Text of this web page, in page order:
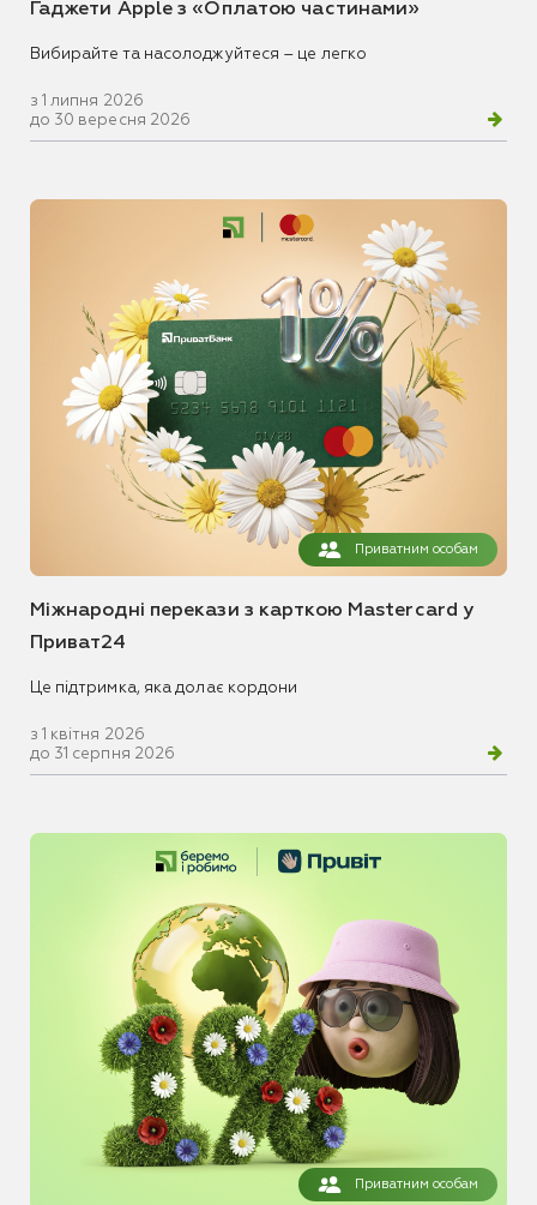
Гаджети Apple з «Оплатою частинами»
Вибирайте та насолоджуйтеся – це легко
з 1 липня 2026
до 30 вересня 2026
Приватним особам
Міжнародні перекази з карткою Mastercard у
Приват24
Це підтримка, яка долає кордони
з 1 квітня 2026
до 31 серпня 2026
Приватним особам